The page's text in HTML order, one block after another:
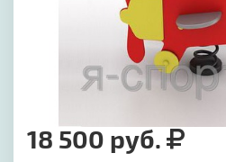
18 500 руб.